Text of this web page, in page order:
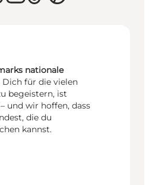
nationale
Dich für die vielen
begeistern, ist
und wir hoffen, dass
die du
kannst.